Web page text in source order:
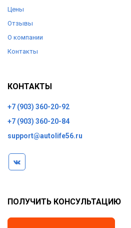
Цены
Отзывы
О компании
Контакты
КОНТАКТЫ
+7 (903) 360-20-92
+7 (903) 360-20-84
support@autolife56.ru
ПОЛУЧИТЬ КОНСУЛЬТАЦИЮ